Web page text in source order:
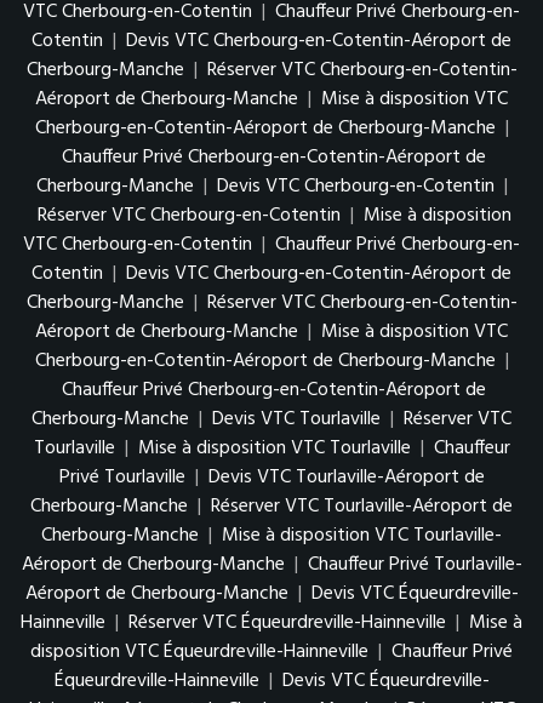
VTC Cherbourg-en-Cotentin | Chauffeur Privé Cherbourg-en-
Cotentin | Devis VTC Cherbourg-en-Cotentin-Aéroport de
Cherbourg-Manche | Réserver VTC Cherbourg-en-Cotentin-
Aéroport de Cherbourg-Manche | Mise à disposition VTC
Cherbourg-en-Cotentin-Aéroport de Cherbourg-Manche |
Chauffeur Privé Cherbourg-en-Cotentin-Aéroport de
Cherbourg-Manche | Devis VTC Cherbourg-en-Cotentin |
Réserver VTC Cherbourg-en-Cotentin | Mise à disposition
VTC Cherbourg-en-Cotentin | Chauffeur Privé Cherbourg-en-
Cotentin | Devis VTC Cherbourg-en-Cotentin-Aéroport de
Cherbourg-Manche | Réserver VTC Cherbourg-en-Cotentin-
Aéroport de Cherbourg-Manche | Mise à disposition VTC
Cherbourg-en-Cotentin-Aéroport de Cherbourg-Manche |
Chauffeur Privé Cherbourg-en-Cotentin-Aéroport de
Cherbourg-Manche | Devis VTC Tourlaville | Réserver VTC
Tourlaville | Mise à disposition VTC Tourlaville | Chauffeur
Privé Tourlaville | Devis VTC Tourlaville-Aéroport de
Cherbourg-Manche | Réserver VTC Tourlaville-Aéroport de
Cherbourg-Manche | Mise à disposition VTC Tourlaville-
Aéroport de Cherbourg-Manche | Chauffeur Privé Tourlaville-
Aéroport de Cherbourg-Manche | Devis VTC Équeurdreville-
Hainneville | Réserver VTC Équeurdreville-Hainneville | Mise à
disposition VTC Équeurdreville-Hainneville | Chauffeur Privé
Équeurdreville-Hainneville | Devis VTC Équeurdreville-